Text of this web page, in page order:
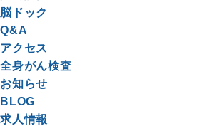
脳ドック
Q&A
アクセス
全身がん検査
お知らせ
BLOG
求人情報